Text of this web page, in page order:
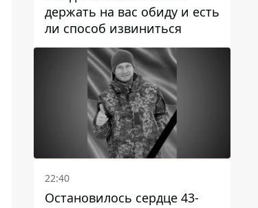
держать на вас обиду и есть
ли способ извиниться
22:40
Остановилось сердце 43-